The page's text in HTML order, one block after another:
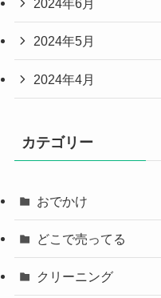
2024年6月
2024年5月
2024年4月
カテゴリー
おでかけ
どこで売ってる
クリーニング